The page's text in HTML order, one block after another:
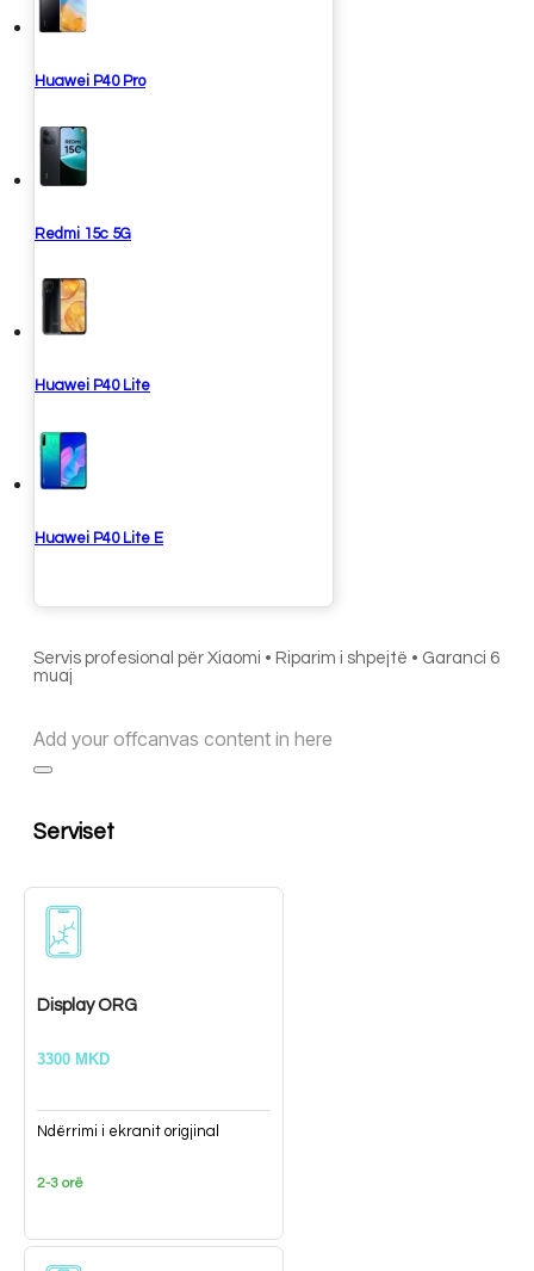
Huawei P40 Pro
Redmi 15c 5G
Huawei P40 Lite
Huawei P40 Lite E
Servis profesional për Xiaomi • Riparim i shpejtë • Garanci 6
muaj
Add your offcanvas content in here
Serviset
Display ORG
3300 MKD
Ndërrimi i ekranit origjinal
2-3 orë